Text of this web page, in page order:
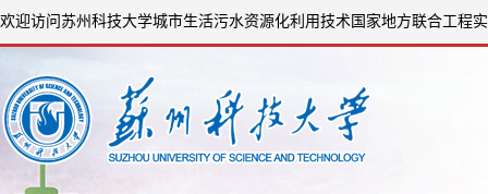
欢迎访问苏州科技大学城市生活污水资源化利用技术国家地方联合工程